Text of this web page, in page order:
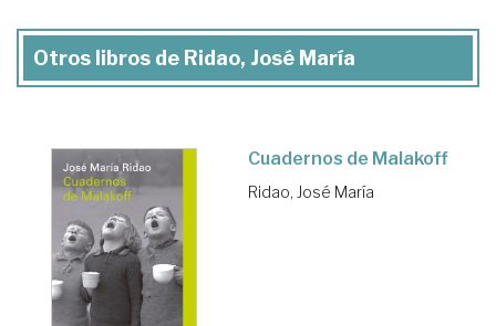
Otros libros de Ridao, José María
Cuadernos de Malakoff
Ridao, José María